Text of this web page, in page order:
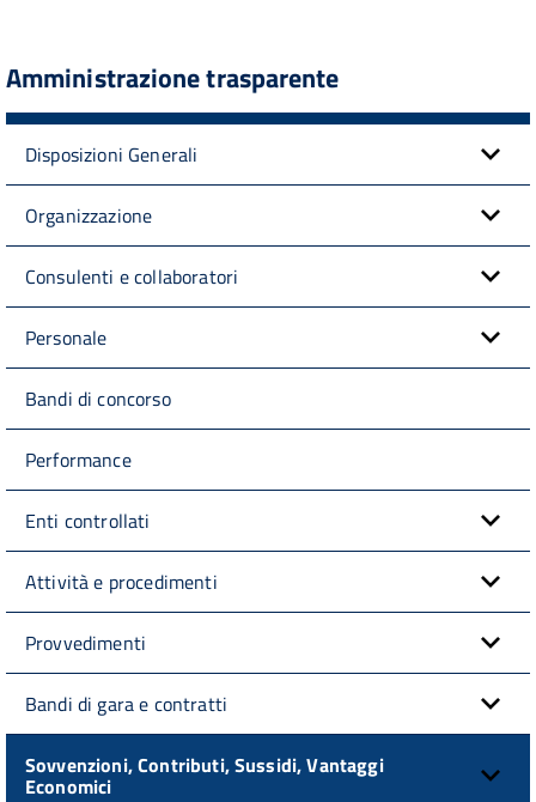
Amministrazione trasparente
Disposizioni Generali
Organizzazione
Consulenti e collaboratori
Personale
Bandi di concorso
Performance
Enti controllati
Attività e procedimenti
Provvedimenti
Bandi di gara e contratti
Sovvenzioni, Contributi, Sussidi, Vantaggi
Economici